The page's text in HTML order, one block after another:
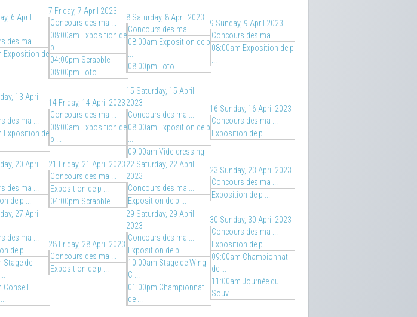
6 April
des ma ...
Exposition de
7 Friday, 7 April 2023
Concours des ma ...
08:00am Exposition de
p ...
04:00pm Scrabble
08:00pm Loto
8 Saturday, 8 April 2023
Concours des ma ...
08:00am Exposition de p
...
08:00pm Loto
9 Sunday, 9 April 2023
Concours des ma ...
08:00am Exposition de p
...
13 April
des ma ...
Exposition de
14 Friday, 14 April 2023
Concours des ma ...
08:00am Exposition de
p ...
15 Saturday, 15 April
2023
Concours des ma ...
08:00am Exposition de p
...
09:00am Vide-dressing
16 Sunday, 16 April 2023
Concours des ma ...
Exposition de p ...
20 April
des ma ...
de p ...
21 Friday, 21 April 2023
Concours des ma ...
Exposition de p ...
04:00pm Scrabble
22 Saturday, 22 April
2023
Concours des ma ...
Exposition de p ...
23 Sunday, 23 April 2023
Concours des ma ...
Exposition de p ...
27 April
des ma ...
de p ...
Stage de
Conseil
28 Friday, 28 April 2023
Concours des ma ...
Exposition de p ...
29 Saturday, 29 April
2023
Concours des ma ...
Exposition de p ...
10:00am Stage de Wing
C ...
01:00pm Championnat
de ...
30 Sunday, 30 April 2023
Concours des ma ...
Exposition de p ...
09:00am Championnat
de ...
11:00am Journée du
Souv ...